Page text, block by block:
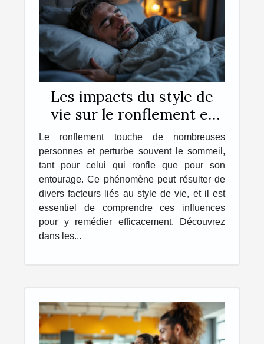
Les impacts du style de
vie sur le ronflement et
comment y remédier
Le ronflement touche de nombreuses
personnes et perturbe souvent le sommeil,
tant pour celui qui ronfle que pour son
entourage. Ce phénomène peut résulter de
divers facteurs liés au style de vie, et il est
essentiel de comprendre ces influences
pour y remédier efficacement. Découvrez
dans les...